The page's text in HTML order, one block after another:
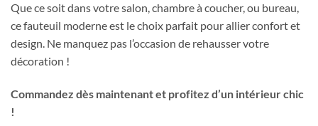
Que ce soit dans votre salon, chambre à coucher, ou bureau,
ce fauteuil moderne est le choix parfait pour allier confort et
design. Ne manquez pas l’occasion de rehausser votre
décoration !
Commandez dès maintenant et profitez d’un intérieur chic
!